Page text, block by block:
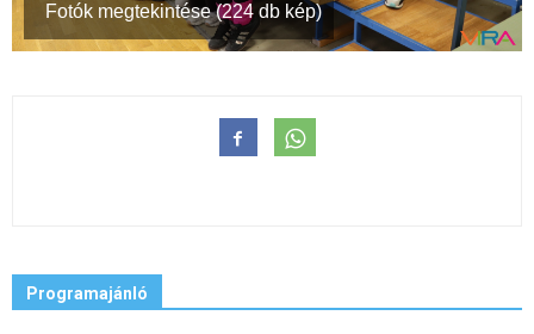
Fotók megtekintése (224 db kép)
Programajánló